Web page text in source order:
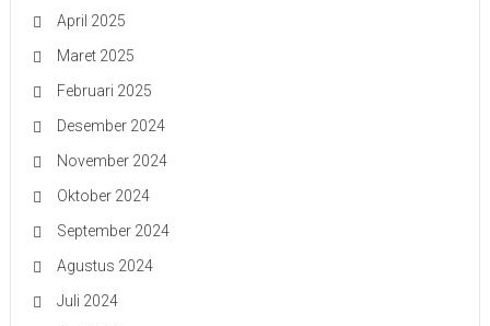
April 2025
Maret 2025
Februari 2025
Desember 2024
November 2024
Oktober 2024
September 2024
Agustus 2024
Juli 2024